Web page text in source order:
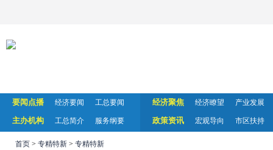
要闻点播 经济要闻 工总要闻
主办机构 工总简介 服务纲要
经济聚焦 经济瞭望 产业发展
政策资讯 宏观导向 市区扶持
首页 > 专精特新 > 专精特新